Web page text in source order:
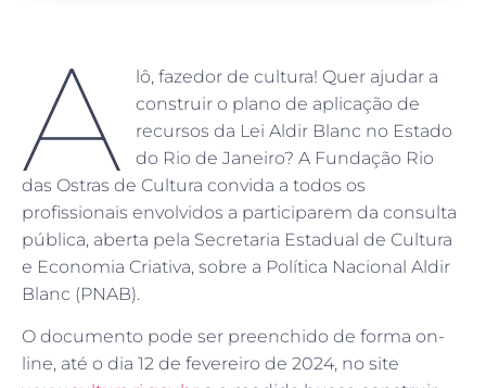
A
lô, fazedor de cultura! Quer ajudar a
construir o plano de aplicação de
recursos da Lei Aldir Blanc no Estado
do Rio de Janeiro? A Fundação Rio
das Ostras de Cultura convida a todos os
profissionais envolvidos a participarem da consulta
pública, aberta pela Secretaria Estadual de Cultura
e Economia Criativa, sobre a Política Nacional Aldir
Blanc (PNAB).
O documento pode ser preenchido de forma on-
line, até o dia 12 de fevereiro de 2024, no site